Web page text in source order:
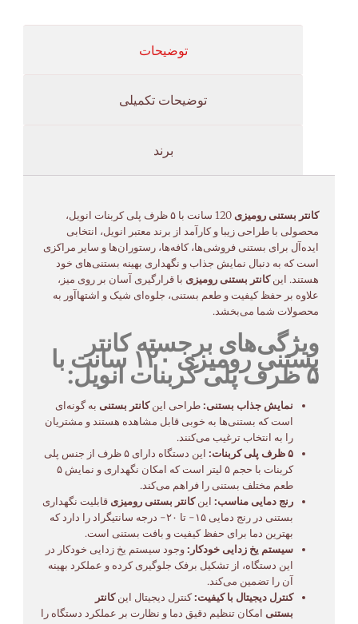
توضیحات
توضیحات تکمیلی
برند
کانتر بستنی رومیزی
120 سانت با ۵ ظرف پلی کربنات انویل،
محصولی با طراحی زیبا و کارآمد از برند معتبر انویل، انتخابی
ایده‌آل برای بستنی فروشی‌ها، کافه‌ها، رستوران‌ها و سایر مراکزی
است که به دنبال نمایش جذاب و نگهداری بهینه بستنی‌های خود
هستند. اینکانتر بستنی رومیزی با قرارگیری آسان بر روی میز،
علاوه بر حفظ کیفیت و طعم بستنی، جلوه‌ای شیک و اشتهاآور به
محصولات شما می‌بخشد.
ویژگی‌های برجسته کانتر
بستنی رومیزی ۱۲۰ سانت با
۵ ظرف پلی کربنات انویل:
نمایش جذاب بستنی:طراحی اینکانتر بستنی به گونه‌ای
است که بستنی‌ها به خوبی قابل مشاهده هستند و مشتریان
را به انتخاب ترغیب می‌کنند.
۵ ظرف پلی کربنات:
این دستگاه دارای ۵ ظرف از جنس پلی
کربنات با حجم ۵ لیتر است که امکان نگهداری و نمایش ۵
طعم مختلف بستنی را فراهم می‌کند.
رنج دمایی مناسب: اینکانتر بستنی رومیزی قابلیت نگهداری
بستنی در رنج دمایی ۱۵- تا ۲۰- درجه سانتیگراد را دارد که
بهترین دما برای حفظ کیفیت و بافت بستنی است.
سیستم یخ زدایی خودکار:وجود سیستم یخ زدایی خودکار در
این دستگاه، از تشکیل برفک جلوگیری کرده و عملکرد بهینه
آن را تضمین می‌کند.
کنترل دیجیتال با کیفیت:کنترل دیجیتال اینکانتر
بستنی امکان تنظیم دقیق دما و نظارت بر عملکرد دستگاه را